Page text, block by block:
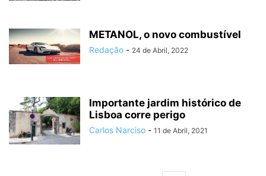
METANOL, o novo combustível
Redação - 24 de Abril, 2022
Importante jardim histórico de
Lisboa corre perigo
Carlos Narciso - 11 de Abril, 2021